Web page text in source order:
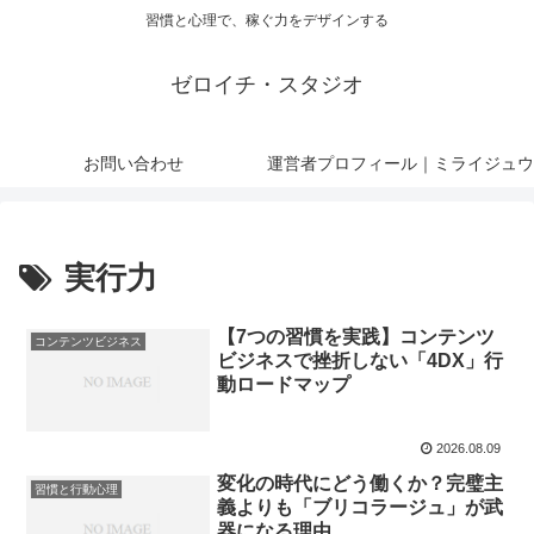
習慣と心理で、稼ぐ力をデザインする
ゼロイチ・スタジオ
お問い合わせ 運営者プロフィール｜ミライジュウ
実行力
コンテンツビジネス
【7つの習慣を実践】コンテンツ
ビジネスで挫折しない「4DX」行
動ロードマップ
2026.08.09
習慣と行動心理
変化の時代にどう働くか？完璧主
義よりも「ブリコラージュ」が武